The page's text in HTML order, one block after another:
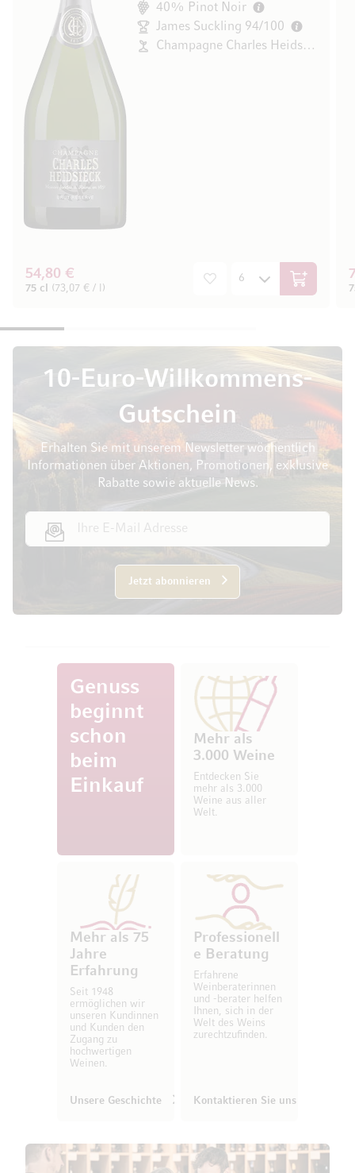
40% Pinot Noir
James Suckling 94/100
Champagne Charles Heidsieck
54,80 €
75 cl (73,07 € / l) In den
10-Euro-Willkommens-
Gutschein
Erhalten Sie mit unserem Newsletter wöchentlich
Informationen über Aktionen, Promotionen, exklusive
Rabatte sowie aktuelle News.
Jetzt abonnieren
Genuss
beginnt
schon
beim
Einkauf
Mehr als
3.000 Weine
Entdecken Sie
mehr als 3.000
Weine aus aller
Welt.
Mehr als 75
Jahre
Erfahrung
Seit 1948
ermöglichen wir
unseren Kundinnen
und Kunden den
Zugang zu
hochwertigen
Weinen.
Unsere Geschichte
Professionell
e Beratung
Erfahrene
Weinberaterinnen
und -berater helfen
Ihnen, sich in der
Welt des Weins
zurechtzufinden.
Kontaktieren Sie uns